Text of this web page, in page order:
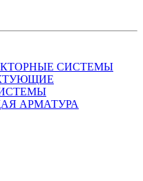
СИСТЕМЫ
АРМАТУРА